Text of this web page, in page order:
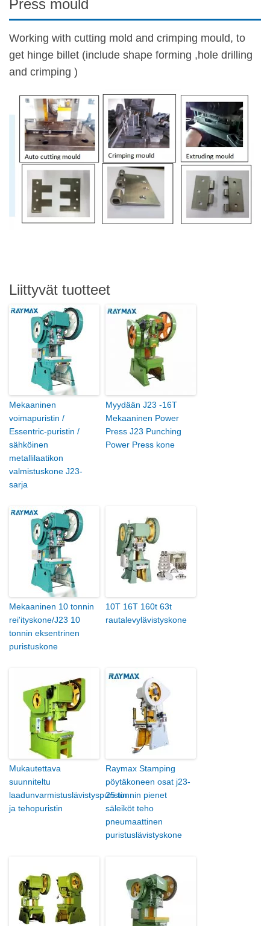
Press mould
Working with cutting mold and crimping mould, to
get hinge billet (include shape forming ,hole drilling
and crimping )
Liittyvät tuotteet
Mekaaninen
voimapuristin /
Essentric-puristin /
sähköinen
metallilaatikon
valmistuskone J23-
sarja
Myydään J23 -16T
Mekaaninen Power
Press J23 Punching
Power Press kone
Mekaaninen 10 tonnin
rei'ityskone/J23 10
tonnin eksentrinen
puristuskone
10T 16T 160t 63t
rautalevylävistyskone
Mukautettava
suunniteltu
laadunvarmistuslävistyspuristin
ja tehopuristin
Raymax Stamping
pöytäkoneen osat j23-
25 tonnin pienet
säleiköt teho
pneumaattinen
puristuslävistyskone